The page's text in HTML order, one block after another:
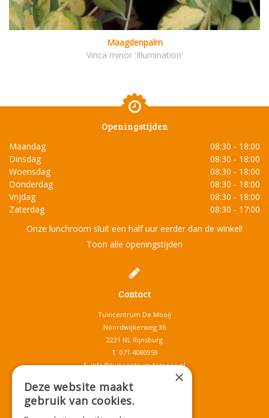
Maagdenpalm
Vinca minor 'Illumination'
Openingstijden
Maandag
08:30 - 18:00
Dinsdag
08:30 - 18:00
Woensdag
08:30 - 18:00
Donderdag
08:30 - 18:00
Vrijdag
08:30 - 18:00
Zaterdag
08:30 - 17:00
Onze lunchroom sluit een half uur eerder dan de winkel!
Toon alle openingstijden
Contact
Tuincentrum De Mooij
Noordwijkerweg 36
2231 NL Rijnsburg
T. 071-4080959
E.info@tuincentrumdemooij.nl
Download onze App!
×
Deze website maakt
gebruik van cookies.